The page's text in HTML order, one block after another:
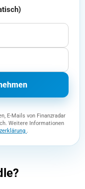
E-Mails von Finanzradar
Weitere Informationen
.